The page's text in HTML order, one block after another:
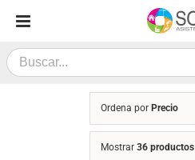
contenido
Search
for:
Ordena por Precio
Mostrar 36 productos